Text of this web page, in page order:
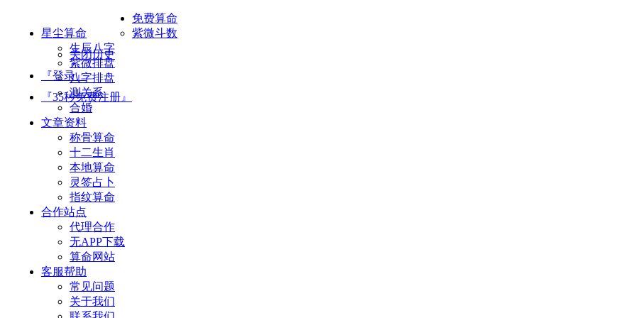
星尘算命
关闭历史
『登录』
『35秒免费注册』
免费算命
紫微斗数
生辰八字
紫微排盘
八字排盘
测关系
合婚
文章资料
称骨算命
十二生肖
本地算命
灵签占卜
指纹算命
合作站点
代理合作
无APP下载
算命网站
客服帮助
常见问题
关于我们